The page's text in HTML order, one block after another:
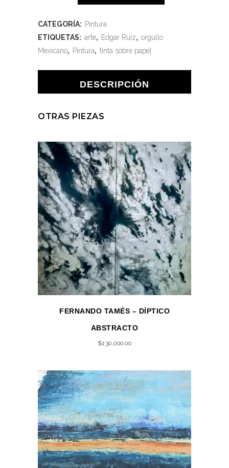
CATEGORÍA: Pintura
ETIQUETAS: arte, Edgar Ruíz, orgullo
Mexicano, Pintura, tinta sobre papel
DESCRIPCIÓN
OTRAS PIEZAS
FERNANDO TAMÉS – DÍPTICO
ABSTRACTO
$130,000.00